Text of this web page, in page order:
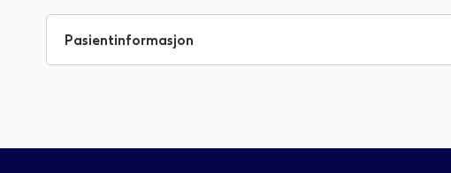
til
begynnelsen
Pasientinformasjon